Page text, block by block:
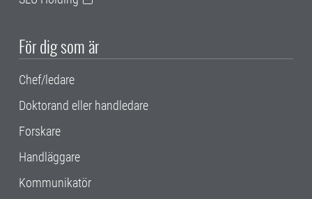
För dig som är
Chef/ledare
Doktorand eller handledare
Forskare
Handläggare
Kommunikatör